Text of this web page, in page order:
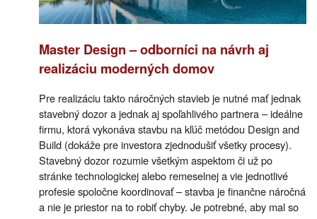
Master Design – odborníci na návrh aj
realizáciu moderných domov
Pre realizáciu takto náročných stavieb je nutné mať jednak
stavebný dozor a jednak aj spoľahlivého partnera – ideálne
firmu, ktorá vykonáva stavbu na kľúč metódou Design and
Build (dokáže pre investora zjednodušiť všetky procesy).
Stavebný dozor rozumie všetkým aspektom či už po
stránke technologickej alebo remeselnej a vie jednotlivé
profesie spoločne koordinovať – stavba je finančne náročná
a nie je priestor na to robiť chyby. Je potrebné, aby mal so